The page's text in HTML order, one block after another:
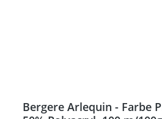
Bergere Arlequin - Farbe